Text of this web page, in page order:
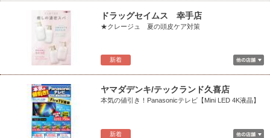
新着
ドラッグセイムス 幸手店
★クレージュ 夏の頭皮ケア対策
新着
ヤマダデンキ/テックランド久喜店
本気の値引き！Panasonicテレビ【Mini LED 4K液晶】